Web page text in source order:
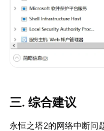
三. 综合建议
永恒之塔2的网络中断问